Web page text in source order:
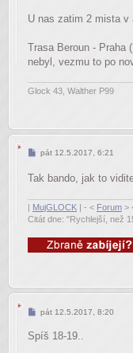
U nas zatim 2 mista v
Trasa Beroun - Praha
nebyl, vezmu to po
Glock 43, Walther P99
Příspěvek
pát 12.5.2017, 6:21
Tak bando, jak to
| MujGLOCK | - < Forum >
Citát dne: "Rychlejší, než
Příspěvek
pát 12.5.2017, 8:20
Spíš 18-19..